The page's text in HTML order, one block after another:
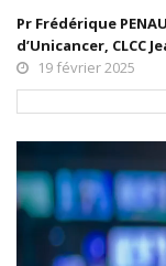
Pr Frédérique
d’Unicancer, CLCC
19 février 2025